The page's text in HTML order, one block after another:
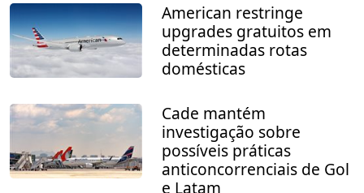
American restringe
upgrades gratuitos em
determinadas rotas
domésticas
Cade mantém
investigação sobre
possíveis práticas
anticoncorrenciais de Gol
e Latam